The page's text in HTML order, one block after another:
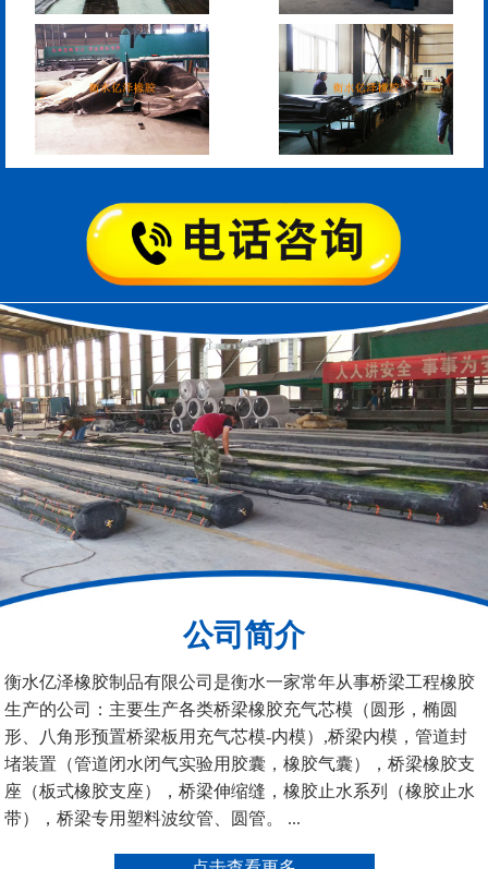
矩形板式橡胶支座 圆形板式橡胶支座
圆形四氟板橡胶支座
矩形四氟板滑动橡胶支
座
铁路盆式支座 公路盆式橡胶支座
缩缝
公司简介
衡水亿泽橡胶制品有限公司是衡水一家常年从事桥梁工程橡胶
生产的公司：主要生产各类桥梁橡胶充气芯模（圆形，椭圆
形、八角形预置桥梁板用充气芯模-内模）,桥梁内模，管道封
堵装置（管道闭水闭气实验用胶囊，橡胶气囊），桥梁橡胶支
座（板式橡胶支座），桥梁伸缩缝，橡胶止水系列（橡胶止水
带），桥梁专用塑料波纹管、圆管。 ...